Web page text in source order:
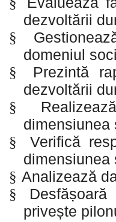
dezvoltării
§
domeniul
§
Prezintă
dezvoltării
§
dimensiunea
§
Verifică
dimensiunea
§ Analizează
§
privește